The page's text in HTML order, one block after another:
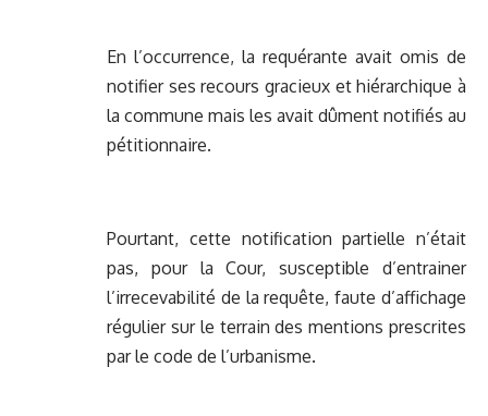
En l’occurrence, la requérante avait omis de
notifier ses recours gracieux et hiérarchique à
la commune mais les avait dûment notifiés au
pétitionnaire.
Pourtant, cette notification partielle n’était
pas, pour la Cour, susceptible d’entrainer
l’irrecevabilité de la requête, faute d’affichage
régulier sur le terrain des mentions prescrites
par le code de l’urbanisme.